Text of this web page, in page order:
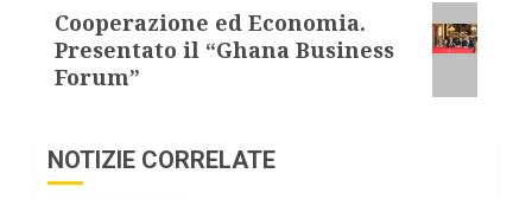
Cooperazione ed Economia.
Presentato il “Ghana Business
Forum”
NOTIZIE CORRELATE